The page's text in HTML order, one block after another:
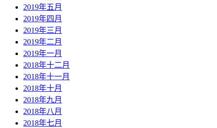
2019年五月
2019年四月
2019年三月
2019年二月
2019年一月
2018年十二月
2018年十一月
2018年十月
2018年九月
2018年八月
2018年七月